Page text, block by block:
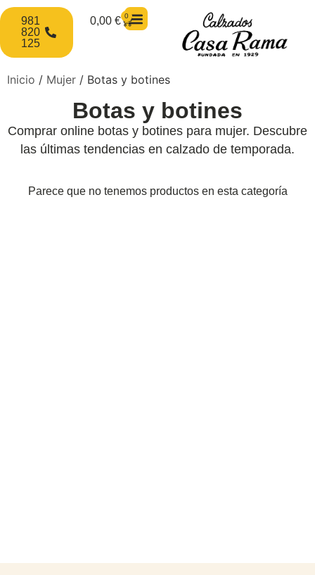
0,00 € 0
981
820
125
Inicio / Mujer / Botas y botines
Botas y botines
Comprar online botas y botines para mujer. Descubre
las últimas tendencias en calzado de temporada.
Parece que no tenemos productos en esta categoría